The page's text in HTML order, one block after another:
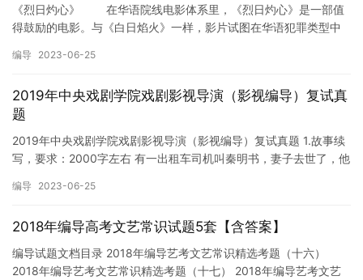
《烈日灼心》 在华语院线电影体系里，《烈日灼心》是一部值
得鼓励的电影。与《白日焰火》一样，影片试图在华语犯罪类型中
变化…
编导 2023-06-25
2019年中央戏剧学院戏剧影视导演（影视编导）复试真
题
2019年中央戏剧学院戏剧影视导演（影视编导）复试真题 1.故事续
写，要求：2000字左右 有一出租车司机叫秦明书，妻子去世了，他
编导 2023-06-25
2018年编导高考文艺常识试题5套【含答案】
编导试题文档目录 2018年编导艺考文艺常识精选考题（十六）
2018年编导艺考文艺常识精选考题（十七） 2018年编导艺考文艺